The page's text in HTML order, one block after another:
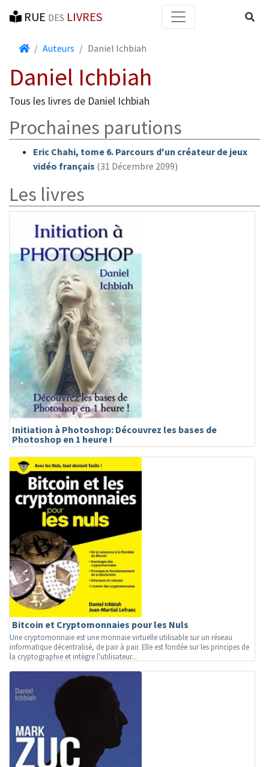
RUE DES LIVRES
AccueilAuteurs Daniel Ichbiah
Daniel Ichbiah
Tous les livres de Daniel Ichbiah
Prochaines parutions
Eric Chahi, tome 6. Parcours d'un créateur de jeux
vidéo français (31 Décembre 2099)
Les livres
Initiation à Photoshop: Découvrez les bases de
Photoshop en 1 heure !
Bitcoin et Cryptomonnaies pour les Nuls
Une cryptomonnaie est une monnaie virtuelle utilisable sur un réseau
informatique décentralisé, de pair à pair. Elle est fondée sur les principes de
la cryptographie et intègre l'utilisateur...